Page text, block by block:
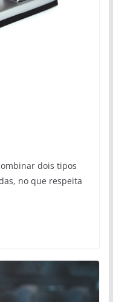
dois tipos
no que respeita